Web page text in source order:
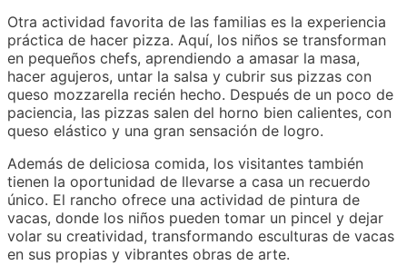
Otra actividad favorita de las familias es la experiencia
práctica de hacer pizza. Aquí, los niños se transforman
en pequeños chefs, aprendiendo a amasar la masa,
hacer agujeros, untar la salsa y cubrir sus pizzas con
queso mozzarella recién hecho. Después de un poco de
paciencia, las pizzas salen del horno bien calientes, con
queso elástico y una gran sensación de logro.
Además de deliciosa comida, los visitantes también
tienen la oportunidad de llevarse a casa un recuerdo
único. El rancho ofrece una actividad de pintura de
vacas, donde los niños pueden tomar un pincel y dejar
volar su creatividad, transformando esculturas de vacas
en sus propias y vibrantes obras de arte.